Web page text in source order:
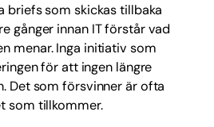
briefs som skickas tillbaka
gånger innan IT förstår vad
menar. Inga initiativ som
för att ingen längre
Det som försvinner är ofta
som tillkommer.